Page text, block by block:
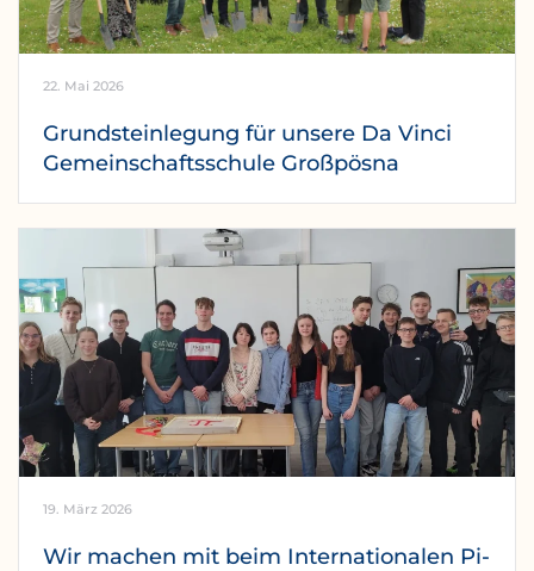
22. Mai 2026
Grundsteinlegung für unsere Da Vinci
Gemeinschaftsschule Großpösna
19. März 2026
Wir machen mit beim Internationalen Pi-